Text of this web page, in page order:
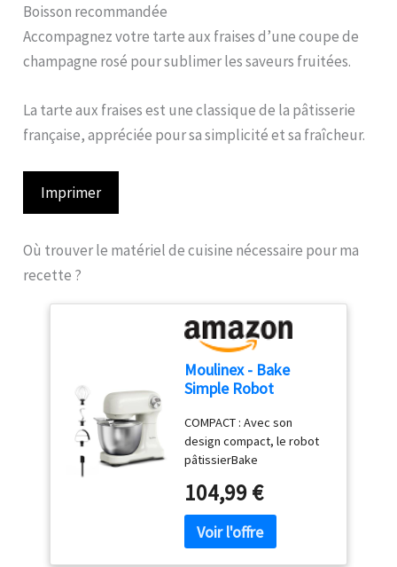
Boisson recommandée
Accompagnez votre tarte aux fraises d’une coupe de
champagne rosé pour sublimer les saveurs fruitées.
La tarte aux fraises est une classique de la pâtisserie
française, appréciée pour sa simplicité et sa fraîcheur.
Imprimer
Où trouver le matériel de cuisine nécessaire pour ma
recette ?
Moulinex - Bake
Simple Robot
fouet, batteur et
crochet
COMPACT : Avec son
design compact, le robot
pâtissierBake
parfaitement à toutes les
cuisines - sataillen'est pas
plus grande qu'une feuille
de papier A4. FACILE À
104,99 €